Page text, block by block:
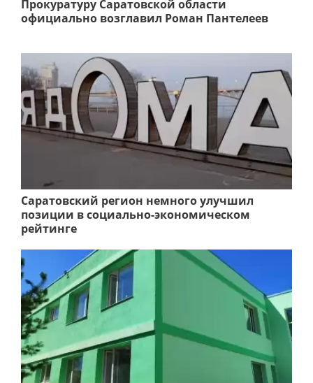
Прокуратуру Саратовской области
официально возглавил Роман Пантелеев
Саратовский регион немного улучшил
позиции в социально-экономическом
рейтинге